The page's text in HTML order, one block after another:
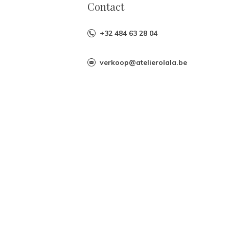
Contact
+32 484 63 28 04
verkoop@atelierolala.be